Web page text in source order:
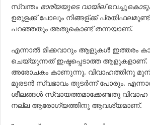
സ്വന്തം ഭാര്യയുടെ വായില്വെച്ചു
ഉരുളക്ക് പോലും നിങ്ങള്ക്ക്
പറഞ്ഞതും അതുകൊണ്ട് തന്നയാണ്.
എന്നാല്‍ മിക്കവാറും ആളുകള്‍ ഇത്തരം
ചെയ്യുന്നത് ഇഷ്ടപ്പെടാത്ത
അരോചകം കാണുന്നു. വിവാഹത്തിനു
മുരടന്‍ സ്വഭാവം തുടര്‍ന്ന് പോരും.
ശീലങ്ങള്‍ സ്വായത്തമാക്കേണ്ടതു വിവാഹ
നല്ല ആരോഗ്യത്തിനു ആവശ്യമാണ്‌.